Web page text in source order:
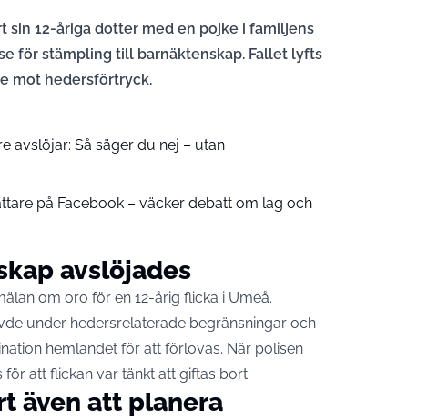
sin 12-åriga dotter med en pojke i familjens
för stämpling till barnäktenskap. Fallet lyfts
mot hedersförtryck.
avslöjar: Så säger du nej – utan
på Facebook – väcker debatt om lag och
avslöjades
om oro för en 12-årig flicka i Umeå.
under hedersrelaterade begränsningar och
hemlandet för att förlovas. När polisen
att flickan var tänkt att giftas bort.
även att planera